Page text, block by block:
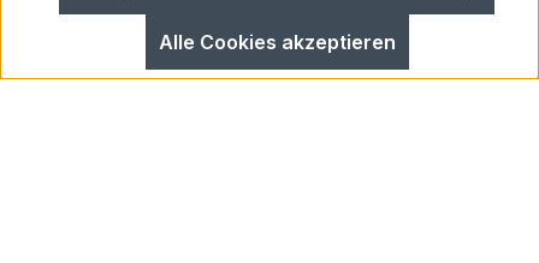
Alle Preise inkl. gesetzl. Mehrwertsteuer zzgl.
Versandkostenund ggf. Nachnahmegebühren, wenn
nicht anders angegeben.
Alle Cookies akzeptieren